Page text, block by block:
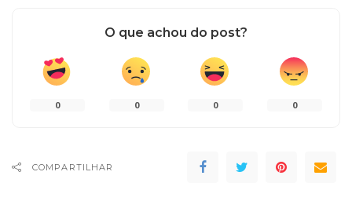
O que achou do post?
0 0 0 0
COMPARTILHAR